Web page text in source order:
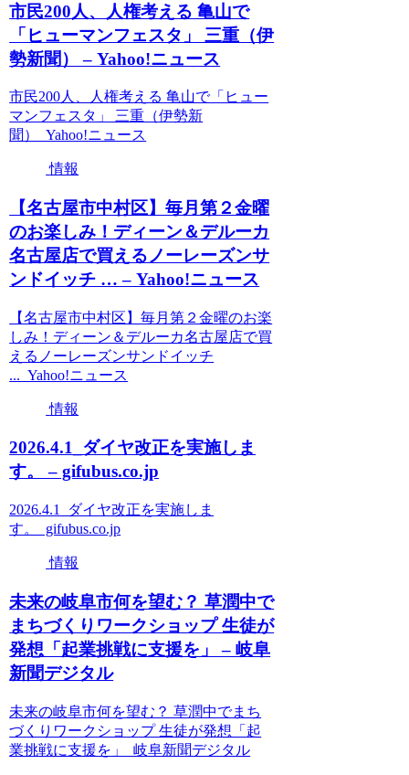
市民200人、人権考える 亀山で
「ヒューマンフェスタ」 三重（伊
勢新聞） – Yahoo!ニュース
市民200人、人権考える 亀山で「ヒュー
マンフェスタ」 三重（伊勢新
聞） Yahoo!ニュース
情報
【名古屋市中村区】毎月第２金曜
のお楽しみ！ディーン＆デルーカ
名古屋店で買えるノーレーズンサ
ンドイッチ … – Yahoo!ニュース
【名古屋市中村区】毎月第２金曜のお楽
しみ！ディーン＆デルーカ名古屋店で買
えるノーレーズンサンドイッチ
... Yahoo!ニュース
情報
2026.4.1_ダイヤ改正を実施しま
す。 – gifubus.co.jp
2026.4.1_ダイヤ改正を実施しま
す。 gifubus.co.jp
情報
未来の岐阜市何を望む？ 草潤中で
まちづくりワークショップ 生徒が
発想「起業挑戦に支援を」 – 岐阜
新聞デジタル
未来の岐阜市何を望む？ 草潤中でまち
づくりワークショップ 生徒が発想「起
業挑戦に支援を」 岐阜新聞デジタル